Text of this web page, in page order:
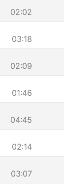
02:02
03:18
02:09
01:46
04:45
02:14
03:07